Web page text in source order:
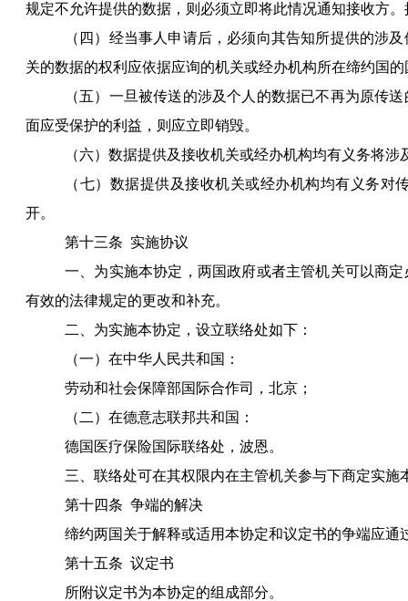
规定不允许提供的数据，则必须立即将此情况通知接收方
（四）经当事人申请后，必须向其告知所提供的涉
关的数据的权利应依据应询的机关或经办机构所在缔约国
（五）一旦被传送的涉及个人的数据已不再为原传
面应受保护的利益，则应立即销毁。
（六）数据提供及接收机关或经办机构均有义务将
（七）数据提供及接收机关或经办机构均有义务
开。
第十三条 实施协议
一、为实施本协定，两国政府或者主管机关可以商
有效的法律规定的更改和补充。
二、为实施本协定，设立联络处如下：
（一）在中华人民共和国：
劳动和社会保障部国际合作司，北京；
（二）在德意志联邦共和国：
德国医疗保险国际联络处，波恩。
三、联络处可在其权限内在主管机关参与下商定实
第十四条 争端的解决
缔约两国关于解释或适用本协定和议定书的争端应
第十五条 议定书
所附议定书为本协定的组成部分。